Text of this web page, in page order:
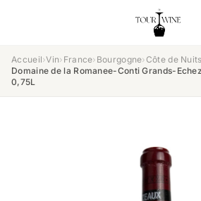
Accueil›Vin› France› Bourgogne›Côte de Nuits
Domaine de la Romanee-Conti Grands-
0,75L